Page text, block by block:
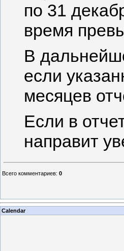
по 31
время
В
если
месяцев
Если в
направит
Всего комментариев: 0
Calendar